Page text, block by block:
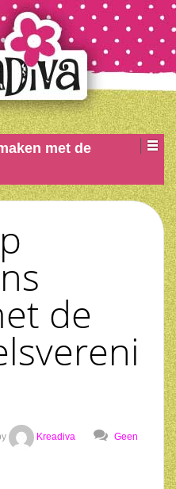
met de
de
Kreadiva Geen